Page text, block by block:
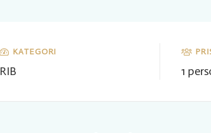
KATEGORI
RIB 1